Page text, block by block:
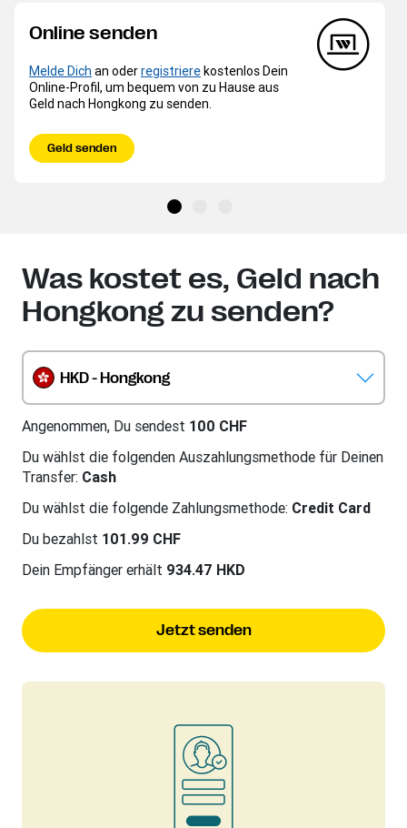
Online senden
Melde Dich an oderregistrierekostenlos Dein
Online-Profil, um bequem von zu Hause aus
Geld nach Hongkong zu senden.
Geld senden
Was kostet es, Geld nach
Hongkong zu senden?
HKD - Hongkong
Angenommen, Du sendest 100 CHF
Du wählst die folgenden Auszahlungsmethode für Deinen
Transfer: Cash
Du wählst die folgende Zahlungsmethode: Credit Card
Du bezahlst 101.99 CHF
Dein Empfänger erhält 934.47 HKD
Jetzt senden